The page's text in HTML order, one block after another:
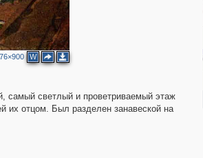
W
самый светлый и проветриваемый этаж
их отцом. Был разделен занавеской на